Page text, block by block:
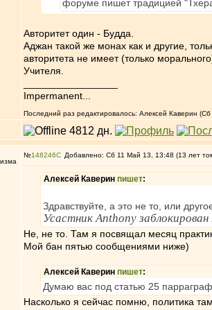
форуме пишет традицией
Авторитет один - Будда.
Аджан такой же монах как и другие,
авторитета не имеет (только
Учителя.
Impermanent...
Последний раз редактировалось: Алексей Каверин
№148246 Добавлено: Сб 11 Май 13, 13:48 (13 лет
Алексей Каверин пишет:
Здравствуйте, а это не то, или
Усастник Anthony
Не, не то. Там я посвящал месяц
Мой бан пятью сообщениями ниже)
Алексей Каверин пишет:
Думаю вас под статью 25
Насколько я сейчас помню, политика